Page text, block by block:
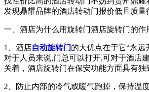
发现鼎耀品牌的酒店转动门报价低且质量
一、酒店为什么用旋转门酒店旋转门的作
1、酒店自动旋转门 的大优点在于它“永远
对于人员来说,门总可以打开,可对于酒店
关着，酒店旋转门在保安功能方面具有独
2、防止内部的冷气或暖气跑掉，保持温